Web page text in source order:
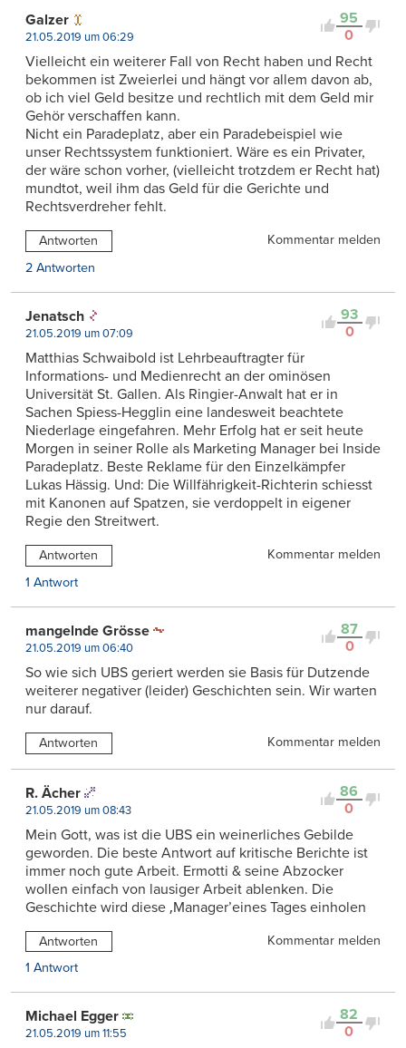
95
0
Galzer
21.05.2019 um 06:29
Vielleicht ein weiterer Fall von Recht haben und Recht
bekommen ist Zweierlei und hängt vor allem davon ab,
ob ich viel Geld besitze und rechtlich mit dem Geld mir
Gehör verschaffen kann.
Nicht ein Paradeplatz, aber ein Paradebeispiel wie
unser Rechtssystem funktioniert. Wäre es ein Privater,
der wäre schon vorher, (vielleicht trotzdem er Recht hat)
mundtot, weil ihm das Geld für die Gerichte und
Rechtsverdreher fehlt.
Antworten
Kommentar melden
2 Antworten
93
0
Jenatsch
21.05.2019 um 07:09
Matthias Schwaibold ist Lehrbeauftragter für
Informations- und Medienrecht an der ominösen
Universität St. Gallen. Als Ringier-Anwalt hat er in
Sachen Spiess-Hegglin eine landesweit beachtete
Niederlage eingefahren. Mehr Erfolg hat er seit heute
Morgen in seiner Rolle als Marketing Manager bei Inside
Paradeplatz. Beste Reklame für den Einzelkämpfer
Lukas Hässig. Und: Die Willfährigkeit-Richterin schiesst
mit Kanonen auf Spatzen, sie verdoppelt in eigener
Regie den Streitwert.
Antworten
Kommentar melden
1 Antwort
87
0
mangelnde Grösse
21.05.2019 um 06:40
So wie sich UBS geriert werden sie Basis für Dutzende
weiterer negativer (leider) Geschichten sein. Wir warten
nur darauf.
Antworten Kommentar melden
86
0
R. Ächer
21.05.2019 um 08:43
Mein Gott, was ist die UBS ein weinerliches Gebilde
geworden. Die beste Antwort auf kritische Berichte ist
immer noch gute Arbeit. Ermotti & seine Abzocker
wollen einfach von lausiger Arbeit ablenken. Die
Geschichte wird diese ‚Manager’eines Tages einholen
Antworten
Kommentar melden
1 Antwort
82
0
Michael Egger
21.05.2019 um 11:55